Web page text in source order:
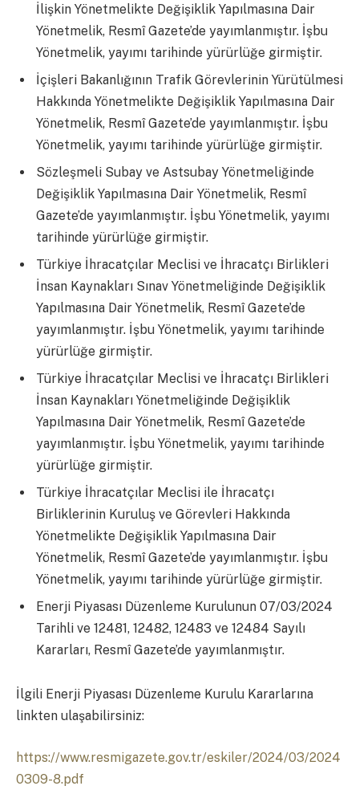
İlişkin Yönetmelikte Değişiklik Yapılmasına Dair
Yönetmelik, Resmî Gazete’de yayımlanmıştır. İşbu
Yönetmelik, yayımı tarihinde yürürlüğe girmiştir.
İçişleri Bakanlığının Trafik Görevlerinin Yürütülmesi
Hakkında Yönetmelikte Değişiklik Yapılmasına Dair
Yönetmelik, Resmî Gazete’de yayımlanmıştır. İşbu
Yönetmelik, yayımı tarihinde yürürlüğe girmiştir.
Sözleşmeli Subay ve Astsubay Yönetmeliğinde
Değişiklik Yapılmasına Dair Yönetmelik, Resmî
Gazete’de yayımlanmıştır. İşbu Yönetmelik, yayımı
tarihinde yürürlüğe girmiştir.
Türkiye İhracatçılar Meclisi ve İhracatçı Birlikleri
İnsan Kaynakları Sınav Yönetmeliğinde Değişiklik
Yapılmasına Dair Yönetmelik, Resmî Gazete’de
yayımlanmıştır. İşbu Yönetmelik, yayımı tarihinde
yürürlüğe girmiştir.
Türkiye İhracatçılar Meclisi ve İhracatçı Birlikleri
İnsan Kaynakları Yönetmeliğinde Değişiklik
Yapılmasına Dair Yönetmelik, Resmî Gazete’de
yayımlanmıştır. İşbu Yönetmelik, yayımı tarihinde
yürürlüğe girmiştir.
Türkiye İhracatçılar Meclisi ile İhracatçı
Birliklerinin Kuruluş ve Görevleri Hakkında
Yönetmelikte Değişiklik Yapılmasına Dair
Yönetmelik, Resmî Gazete’de yayımlanmıştır. İşbu
Yönetmelik, yayımı tarihinde yürürlüğe girmiştir.
Enerji Piyasası Düzenleme Kurulunun 07/03/2024
Tarihli ve 12481, 12482, 12483 ve 12484 Sayılı
Kararları, Resmî Gazete’de yayımlanmıştır.
İlgili Enerji Piyasası Düzenleme Kurulu Kararlarına
linkten ulaşabilirsiniz:
https://www.resmigazete.gov.tr/eskiler/2024/03/2024
0309-8.pdf